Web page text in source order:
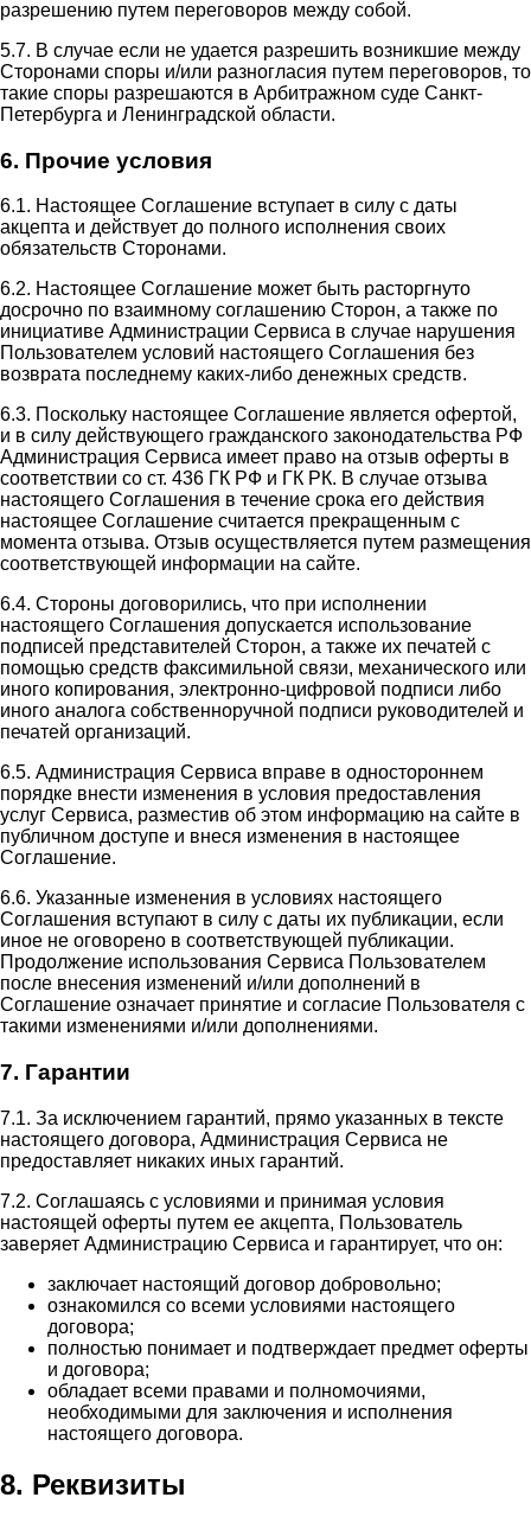
разрешению путем переговоров между собой.
5.7. В случае если не удается разрешить возникшие между
Сторонами споры и/или разногласия путем переговоров, то
такие споры разрешаются в Арбитражном суде Санкт-
Петербурга и Ленинградской области.
6. Прочие условия
6.1. Настоящее Соглашение вступает в силу с даты
акцепта и действует до полного исполнения своих
обязательств Сторонами.
6.2. Настоящее Соглашение может быть расторгнуто
досрочно по взаимному соглашению Сторон, а также по
инициативе Администрации Сервиса в случае нарушения
Пользователем условий настоящего Соглашения без
возврата последнему каких-либо денежных средств.
6.3. Поскольку настоящее Соглашение является офертой,
и в силу действующего гражданского законодательства РФ
Администрация Сервиса имеет право на отзыв оферты в
соответствии со ст. 436 ГК РФ и ГК РК. В случае отзыва
настоящего Соглашения в течение срока его действия
настоящее Соглашение считается прекращенным с
момента отзыва. Отзыв осуществляется путем размещения
соответствующей информации на сайте.
6.4. Стороны договорились, что при исполнении
настоящего Соглашения допускается использование
подписей представителей Сторон, а также их печатей с
помощью средств факсимильной связи, механического или
иного копирования, электронно-цифровой подписи либо
иного аналога собственноручной подписи руководителей и
печатей организаций.
6.5. Администрация Сервиса вправе в одностороннем
порядке внести изменения в условия предоставления
услуг Сервиса, разместив об этом информацию на сайте в
публичном доступе и внеся изменения в настоящее
Соглашение.
6.6. Указанные изменения в условиях настоящего
Соглашения вступают в силу с даты их публикации, если
иное не оговорено в соответствующей публикации.
Продолжение использования Сервиса Пользователем
после внесения изменений и/или дополнений в
Соглашение означает принятие и согласие Пользователя с
такими изменениями и/или дополнениями.
7. Гарантии
7.1. За исключением гарантий, прямо указанных в тексте
настоящего договора, Администрация Сервиса не
предоставляет никаких иных гарантий.
7.2. Соглашаясь с условиями и принимая условия
настоящей оферты путем ее акцепта, Пользователь
заверяет Администрацию Сервиса и гарантирует, что он:
заключает настоящий договор добровольно;
ознакомился со всеми условиями настоящего
договора;
полностью понимает и подтверждает предмет оферты
и договора;
обладает всеми правами и полномочиями,
необходимыми для заключения и исполнения
настоящего договора.
8. Реквизиты